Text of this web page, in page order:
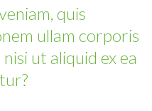
quis
ullam corporis
ut aliquid ex ea